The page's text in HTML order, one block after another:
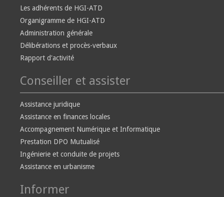
Les adhérents de HGI-ATD
Organigramme de HGI-ATD
Administration générale
Délibérations et procès-verbaux
Rapport d'activité
Conseiller et assister
Assistance juridique
Assistance en finances locales
Accompagnement Numérique et Informatique
Prestation DPO Mutualisé
Ingénierie et conduite de projets
Assistance en urbanisme
Informer